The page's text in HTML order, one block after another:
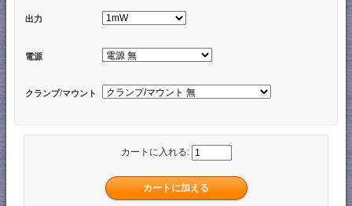
出力
電源
クランプ/マウント
カートに入れる: